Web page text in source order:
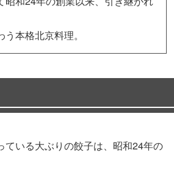
本格北京料理。
ている大ぶりの餃子は、昭和24年の